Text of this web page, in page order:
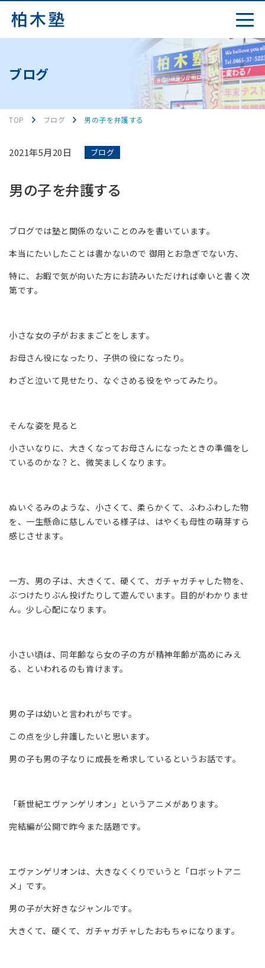
ブログ
TOP ブログ 男の子を弁護する
2021年5月20日 ブログ
男の子を弁護する
ブログでは塾と関係のないことのみを書いています。
本当にたいしたことは書かないので 御用とお急ぎでない方、
特に、お暇で気が向いた方にお読みいただければ幸いと書く次
第です。
小さな女の子がおままごとをします。
お母さん役になったり、子供の役になったり。
わざと泣いて見せたり、なぐさめる役をやってみたり。
そんな姿を見ると
小さいなりに、大きくなってお母さんになったときの準備をし
ているのかな？と、微笑ましくなります。
ぬいぐるみのような、小さくて、柔らかくて、ふわふわした物
を、一生懸命に慈しんでいる様子は、はやくも母性の萌芽すら
感じさせます。
一方、男の子は、大きくて、硬くて、ガチャガチャした物を、
ぶつけたりぶん投げたりして遊んでいます。目的がわかりませ
ん。少し心配になります。
小さい頃は、同年齢なら女の子の方が精神年齢が高めにみえ
る、といわれるのも肯けます。
男の子は幼いと言われがちです。
この点を少し弁護したいと思います。
男の子も男の子なりに成長を希求しているというお話です。
「新世紀エヴァンゲリオン」というアニメがあります。
完結編が公開で昨今また話題です。
エヴァンゲリオンは、大きなくくりでいうと「ロボットアニ
メ」です。
男の子が大好きなジャンルです。
大きくて、硬くて、ガチャガチャしたおもちゃになります。